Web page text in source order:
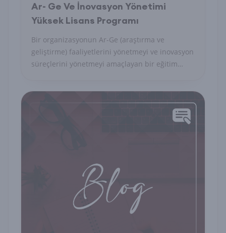
Ar- Ge Ve İnovasyon Yönetimi
Yüksek Lisans Programı
Bir organizasyonun Ar-Ge (araştırma ve
geliştirme) faaliyetlerini yönetmeyi ve inovasyon
süreçlerini yönetmeyi amaçlayan bir eğitim